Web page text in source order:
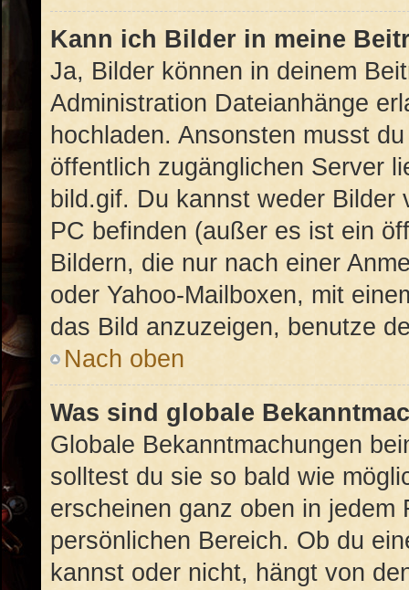
Kann ich Bilder in meine
Ja, Bilder können in deinem
Administration Dateianhänge
hochladen. Ansonsten musst
öffentlich zugänglichen Server
bild.gif. Du kannst weder
PC befinden (außer es ist ein
Bildern, die nur nach einer
oder Yahoo-Mailboxen, mit
das Bild anzuzeigen, benutze
Nach oben
Was sind globale
Globale Bekanntmachungen
solltest du sie so bald wie
erscheinen ganz oben in jedem
persönlichen Bereich. Ob du
kannst oder nicht, hängt von